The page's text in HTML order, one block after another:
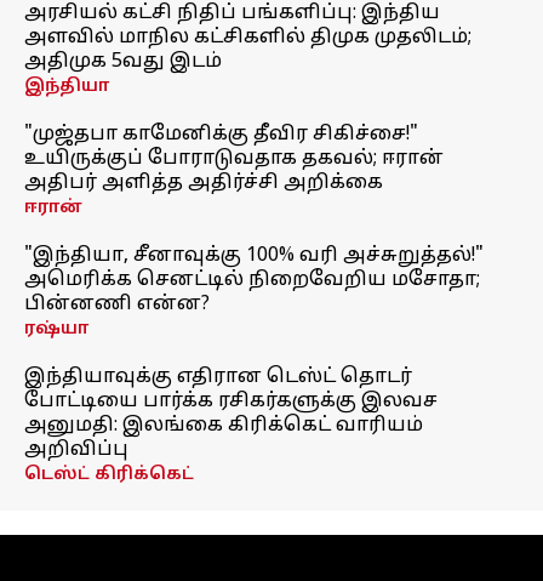
அரசியல் கட்சி நிதிப் பங்களிப்பு: இந்திய
அளவில் மாநில கட்சிகளில் திமுக முதலிடம்;
அதிமுக 5வது இடம்
இந்தியா
"முஜ்தபா காமேனிக்கு தீவிர சிகிச்சை!"
உயிருக்குப் போராடுவதாக தகவல்; ஈரான்
அதிபர் அளித்த அதிர்ச்சி அறிக்கை
ஈரான்
"இந்தியா, சீனாவுக்கு 100% வரி அச்சுறுத்தல்!"
அமெரிக்க செனட்டில் நிறைவேறிய மசோதா;
பின்னணி என்ன?
ரஷ்யா
இந்தியாவுக்கு எதிரான டெஸ்ட் தொடர்
போட்டியை பார்க்க ரசிகர்களுக்கு இலவச
அனுமதி: இலங்கை கிரிக்கெட் வாரியம்
அறிவிப்பு
டெஸ்ட் கிரிக்கெட்